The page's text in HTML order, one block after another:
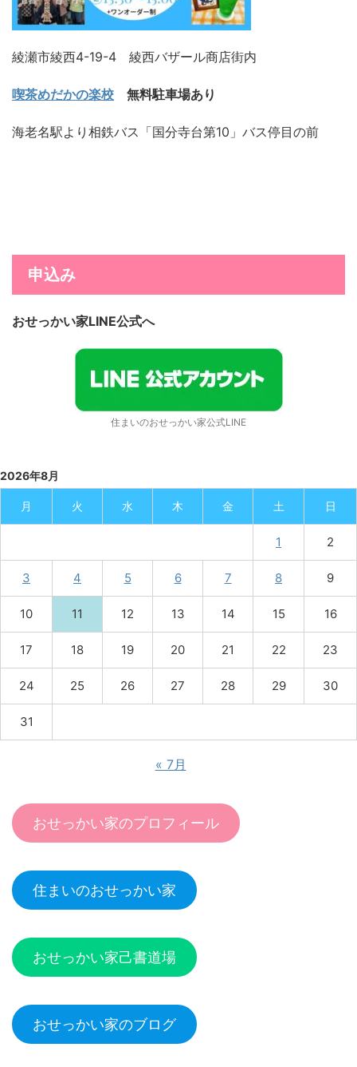
綾瀬市綾西4-19-4 綾西バザール商店街内
喫茶めだかの楽校 無料駐車場あり
海老名駅より相鉄バス「国分寺台第10」バス停目の前
申込み
おせっかい家LINE公式へ
住まいのおせっかい家公式LINE
2026年8月
月 火 水 木 金 土 日
1 2
3 4 5 6 7 8 9
10 11 12 13 14 15 16
17 18 19 20 21 22 23
24 25 26 27 28 29 30
31
« 7月
おせっかい家のプロフィール
住まいのおせっかい家
おせっかい家己書道場
おせっかい家のブログ